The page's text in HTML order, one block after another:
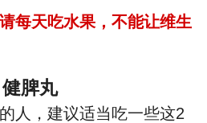
请每天吃水果，不能让维生
脾丸
人，建议适当吃一些这2